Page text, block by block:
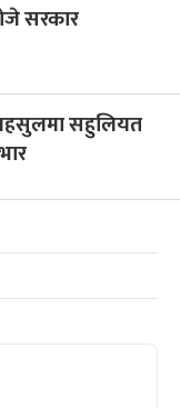
सरकार
महसुलमा सहुलियत